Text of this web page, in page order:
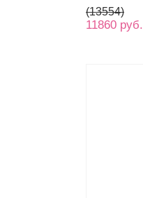
(13554)
11860 руб.